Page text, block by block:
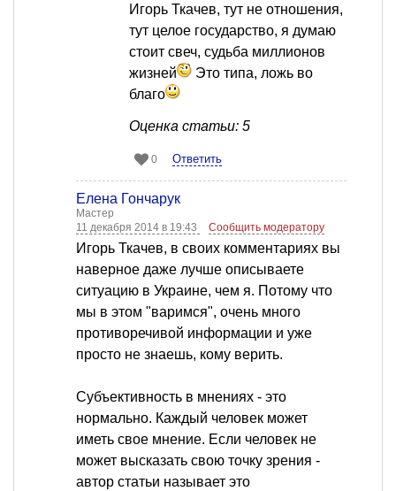
Игорь Ткачев, тут не отношения,
тут целое государство, я думаю
стоит свеч, судьба миллионов
жизней
Это типа, ложь во
благо
Оценка статьи: 5
0 Ответить
Елена Гончарук
Мастер
11 декабря 2014 в 19:43
Сообщить модератору
Игорь Ткачев, в своих комментариях вы
наверное даже лучше описываете
ситуацию в Украине, чем я. Потому что
мы в этом "варимся", очень много
противоречивой информации и уже
просто не знаешь, кому верить.
Субъективность в мнениях - это
нормально. Каждый человек может
иметь свое мнение. Если человек не
может высказать свою точку зрения -
автор статьи называет это